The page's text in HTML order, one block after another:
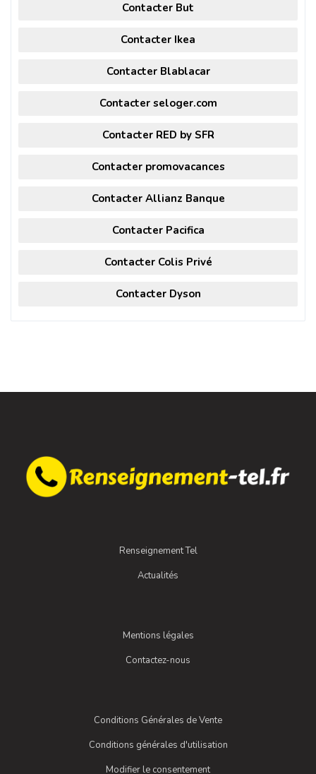
Contacter But
Contacter Ikea
Contacter Blablacar
Contacter seloger.com
Contacter RED by SFR
Contacter promovacances
Contacter Allianz Banque
Contacter Pacifica
Contacter Colis Privé
Contacter Dyson
Renseignement Tel
Actualités
Mentions légales
Contactez-nous
Conditions Générales de Vente
Conditions générales d'utilisation
Modifier le consentement